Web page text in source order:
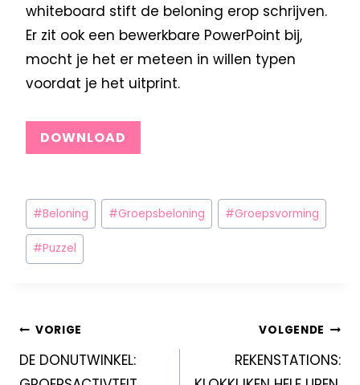
whiteboard stift de beloning erop schrijven.
Er zit ook een bewerkbare PowerPoint bij,
mocht je het er meteen in willen typen
voordat je het uitprint.
DOWNLOAD
#Beloning #Groepsbeloning #Groepsvorming
#Puzzel
VORIGE
DE DONUTWINKEL:
VOLGENDE
REKENSTATIONS: